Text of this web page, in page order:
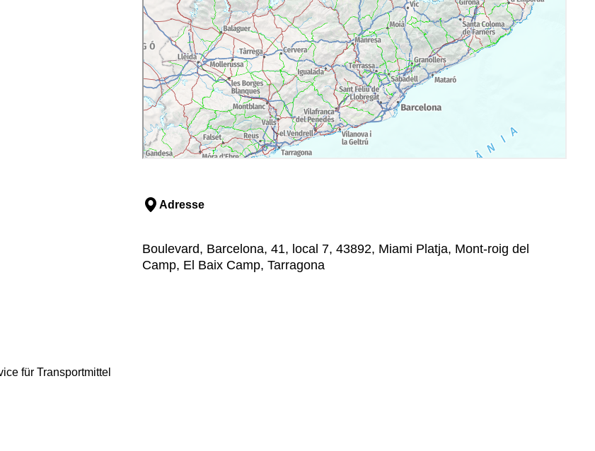
Adresse
Boulevard, Barcelona, 41, local 7, 43892, Miami Platja, Mont-roig del
Camp, El Baix Camp, Tarragona
für Transportmittel